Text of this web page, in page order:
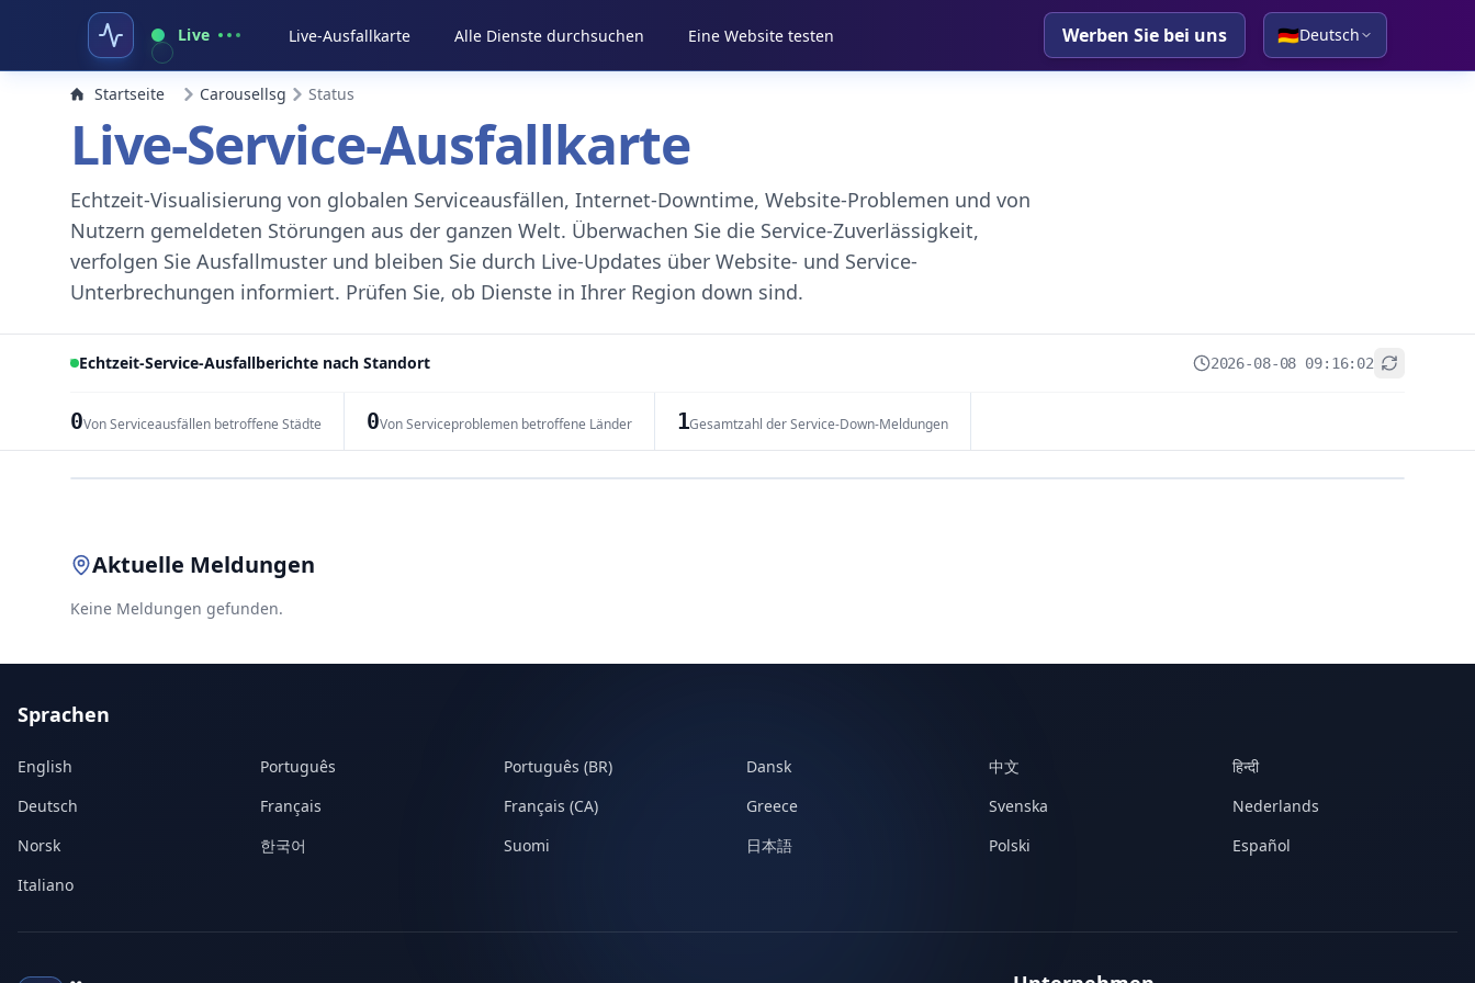
Live Live-Ausfallkarte Alle Dienste durchsuchen Eine Website testen Werben Sie bei uns 🇩🇪Deutsch
Startseite Carousellsg Status
Live-Service-Ausfallkarte
Echtzeit-Visualisierung von globalen Serviceausfällen, Internet-Downtime, Website-Problemen und von
Nutzern gemeldeten Störungen aus der ganzen Welt. Überwachen Sie die Service-Zuverlässigkeit,
verfolgen Sie Ausfallmuster und bleiben Sie durch Live-Updates über Website- und Service-
Unterbrechungen informiert. Prüfen Sie, ob Dienste in Ihrer Region down sind.
Echtzeit-Service-Ausfallberichte nach Standort 2026-08-08 09:16:02
0Von Serviceausfällen betroffene Städte 0Von Serviceproblemen betroffene Länder 1Gesamtzahl der Service-Down-Meldungen
Aktuelle Meldungen
Keine Meldungen gefunden.
Sprachen
English Português Português (BR) Dansk 中文
हिन्दी
Deutsch
Français Français (CA) Greece Svenska
Nederlands
Norsk
한국어 Suomi 日本語 Polski
Español
Italiano